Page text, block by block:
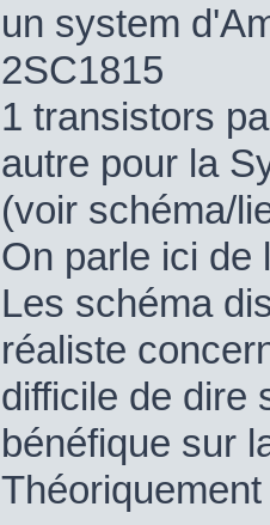
un system
2SC1815
1 transistors
autre pour la
(voir schéma/
On parle ici de
Les schéma
réaliste
difficile de dire
bénéfique sur